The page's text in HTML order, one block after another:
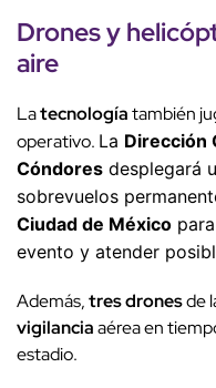
Drones y
aire
Latecnologíatambién
operativo. La Dirección
Cóndores desplegará
sobrevuelos
Ciudad de México
evento y atender
Además,tres dronesde
vigilanciaaérea en
estadio.